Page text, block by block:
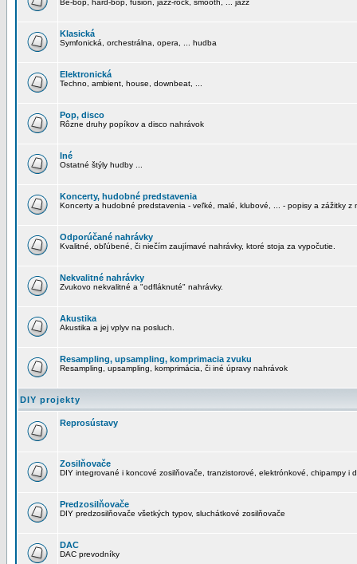
Be-bop, hard-bop, fusion, jazz-rock, smooth, ... jazz
Klasická
Symfonická, orchestrálna, opera, ... hudba
Elektronická
Techno, ambient, house, downbeat, ...
Pop, disco
Rôzne druhy popíkov a disco nahrávok
Iné
Ostatné štýly hudby ...
Koncerty, hudobné predstavenia
Koncerty a hudobné predstavenia - veľké, malé, klubové, ... - popisy a zážitky z
Odporúčané nahrávky
Kvalitné, obľúbené, či niečím zaujímavé nahrávky, ktoré stoja za vypočutie.
Nekvalitné nahrávky
Zvukovo nekvalitné a "odfláknuté" nahrávky.
Akustika
Akustika a jej vplyv na posluch.
Resampling, upsampling, komprimacia zvuku
Resampling, upsampling, komprimácia, či iné úpravy nahrávok
DIY projekty
Reprosústavy
Zosilňovače
DIY integrované i koncové zosilňovače, tranzistorové, elektrónkové, chipampy i
Predzosilňovače
DIY predzosilňovače všetkých typov, sluchátkové zosilňovače
DAC
DAC prevodníky